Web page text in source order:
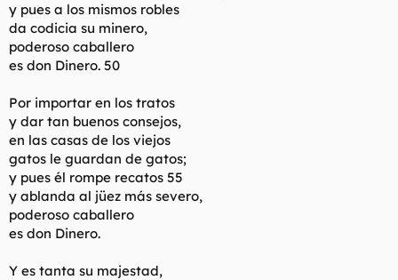
y pues a los mismos robles
da codicia su minero,
poderoso caballero
es don Dinero. 50
Por importar en los tratos
y dar tan buenos consejos,
en las casas de los viejos
gatos le guardan de gatos;
y pues él rompe recatos 55
y ablanda al jüez más severo,
poderoso caballero
es don Dinero.
Y es tanta su majestad,